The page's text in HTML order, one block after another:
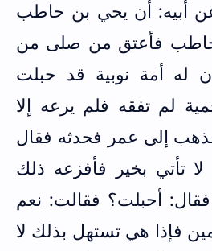
أبيه: أن يحي بن حاطب
فأعتق من صلى من
له أمة نوبية قد حبلت
لم تفقه فلم يرعه إلا
فذهب إلى عمر فحدثه فقال
تأتي بخير فأفزعه ذلك
أحبلت؟ فقالت: نعم
فإذا هي تستهل بذلك لا